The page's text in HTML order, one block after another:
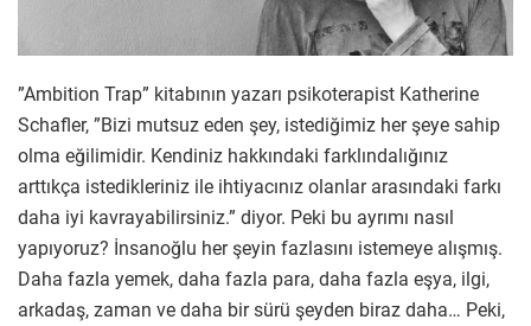
”Ambition Trap” kitabının yazarı psikoterapist Katherine
Schafler, ”Bizi mutsuz eden şey, istediğimiz her şeye sahip
olma eğilimidir. Kendiniz hakkındaki farklındalığınız
arttıkça istedikleriniz ile ihtiyacınız olanlar arasındaki farkı
daha iyi kavrayabilirsiniz.” diyor. Peki bu ayrımı nasıl
yapıyoruz? İnsanoğlu her şeyin fazlasını istemeye alışmış.
Daha fazla yemek, daha fazla para, daha fazla eşya, ilgi,
arkadaş, zaman ve daha bir sürü şeyden biraz daha… Peki,